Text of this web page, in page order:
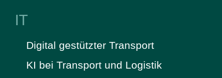
IT
Digital gestützter Transport
KI bei Transport und Logistik